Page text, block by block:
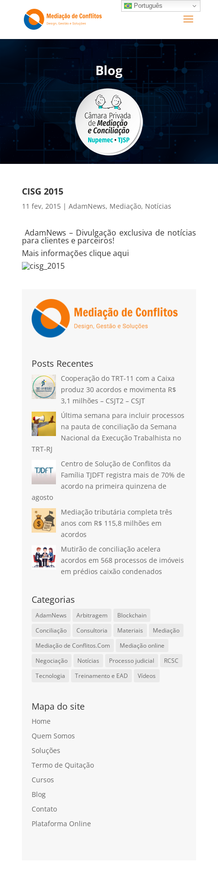
Blog
CISG 2015
11 fev, 2015| AdamNews, Mediação, Notícias
AdamNews – Divulgação exclusiva de notícias
para clientes e parceiros!
Mais informações clique aqui
Posts Recentes
Cooperação do TRT-11 com a Caixa
produz 30 acordos e movimenta R$
3,1 milhões – CSJT2 – CSJT
Última semana para incluir processos
na pauta de conciliação da Semana
Nacional da Execução Trabalhista no
TRT-RJ
Centro de Solução de Conflitos da
Família TJDFT registra mais de 70% de
acordo na primeira quinzena de
agosto
Mediação tributária completa três
anos com R$ 115,8 milhões em
acordos
Mutirão de conciliação acelera
acordos em 568 processos de imóveis
em prédios caixão condenados
Categorias
AdamNews Arbitragem
Blockchain
Conciliação
Consultoria Materiais
Mediação
Mediação de Conflitos.Com
Mediação online
Negociação
Notícias Processo judicial
RCSC
Tecnologia
Treinamento e EAD Vídeos
Mapa do site
Home
Quem Somos
Soluções
Termo de Quitação
Cursos
Blog
Contato
Plataforma Online
Português